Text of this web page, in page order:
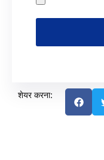
शेयर करना: